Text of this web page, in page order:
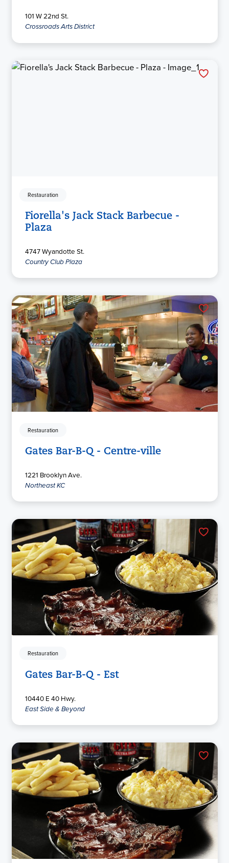
101 W 22nd St.
Crossroads Arts District
Restauration
Fiorella's Jack Stack Barbecue -
Plaza
4747 Wyandotte St.
Country Club Plaza
Restauration
Gates Bar-B-Q - Centre-ville
1221 Brooklyn Ave.
Northeast KC
Restauration
Gates Bar-B-Q - Est
10440 E 40 Hwy.
East Side & Beyond